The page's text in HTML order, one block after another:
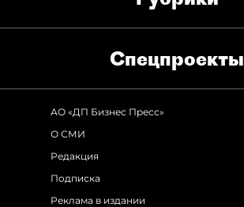
Спец­проекты
АО «ДП Бизнес Пресс»
О СМИ
Редакция
Подписка
Реклама в издании